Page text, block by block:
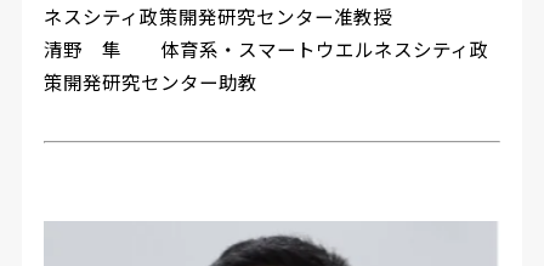
ネスシティ政策開発研究センター准教授
清野 隼 体育系・スマートウエルネスシティ政
策開発研究センター助教